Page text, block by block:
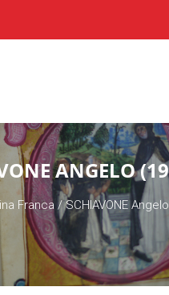
ANGELO
Franca/SCHIAVONE